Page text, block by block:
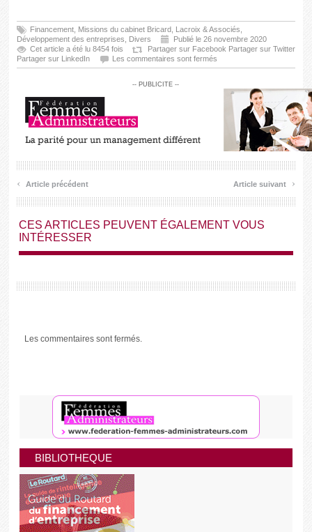
Financement, Missions du cabinet Bricard, Lacroix & Associés
Développement des entreprises
Divers
Publié le 26 novembre 2020
Cet article a été lu 8454 fois
Partager sur Facebook Partager sur Twitter
Partager sur LinkedIn
Les commentaires sont fermés
-- PUBLICITE --
‹ Article précédent Article suivant ›
CES ARTICLES PEUVENT ÉGALEMENT VOUS
INTÉRESSER
Les commentaires sont fermés.
BIBLIOTHEQUE